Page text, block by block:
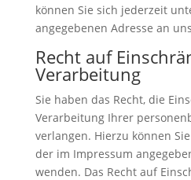
können Sie sich jederzeit
angegebenen Adresse an
Recht auf
Verarbeitung
Sie haben das Recht, die
Verarbeitung Ihrer
verlangen. Hierzu können
der im Impressum
wenden. Das Recht auf